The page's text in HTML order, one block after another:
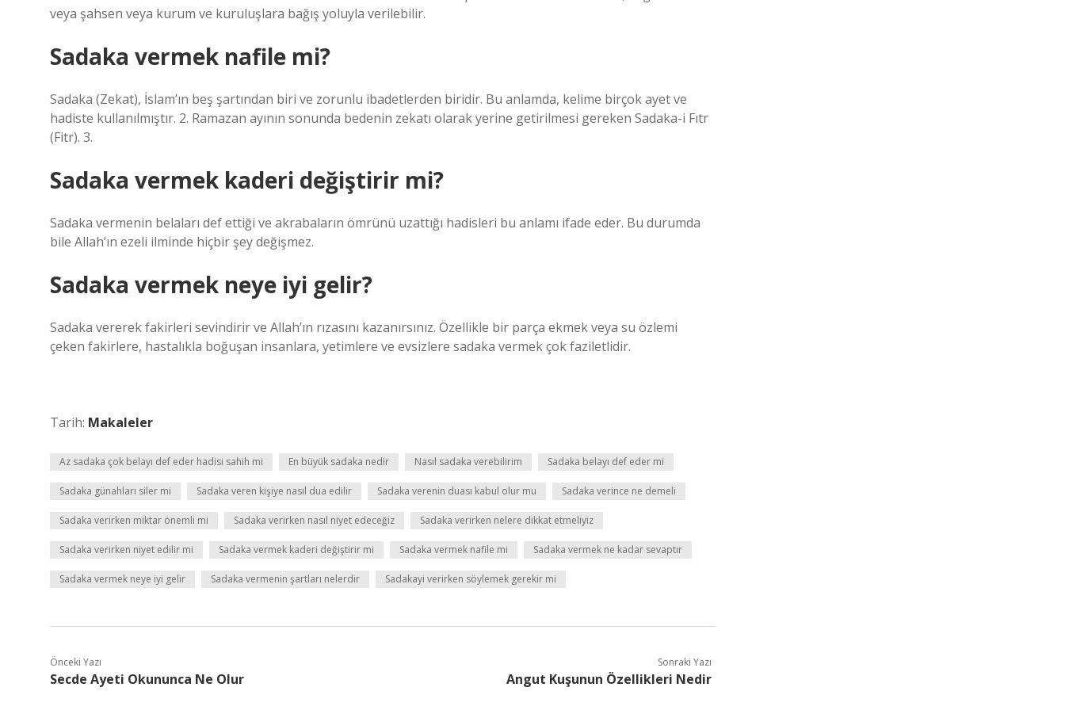
veya şahsen veya kurum ve kuruluşlara bağış yoluyla verilebilir.
Sadaka vermek nafile mi?
Sadaka (Zekat), İslam’ın beş şartından biri ve zorunlu ibadetlerden biridir. Bu anlamda, kelime birçok ayet ve
hadiste kullanılmıştır. 2. Ramazan ayının sonunda bedenin zekatı olarak yerine getirilmesi gereken Sadaka-i Fıtr
(Fitr). 3.
Sadaka vermek kaderi değiştirir mi?
Sadaka vermenin belaları def ettiği ve akrabaların ömrünü uzattığı hadisleri bu anlamı ifade eder. Bu durumda
bile Allah’ın ezeli ilminde hiçbir şey değişmez.
Sadaka vermek neye iyi gelir?
Sadaka vererek fakirleri sevindirir ve Allah’ın rızasını kazanırsınız. Özellikle bir parça ekmek veya su özlemi
çeken fakirlere, hastalıkla boğuşan insanlara, yetimlere ve evsizlere sadaka vermek çok faziletlidir.
Tarih: Makaleler
Az sadaka çok belayı def eder hadisi sahih mi En büyük sadaka nedir Nasıl sadaka verebilirim Sadaka belayı def eder mi
Sadaka günahları siler mi Sadaka veren kişiye nasıl dua edilir Sadaka verenin duası kabul olur mu Sadaka verince ne demeli
Sadaka verirken miktar önemli mi Sadaka verirken nasıl niyet edeceğiz Sadaka verirken nelere dikkat etmeliyiz
Sadaka verirken niyet edilir mi Sadaka vermek kaderi değiştirir mi Sadaka vermek nafile mi Sadaka vermek ne kadar sevaptır
Sadaka vermek neye iyi gelir Sadaka vermenin şartları nelerdir Sadakayi verirken söylemek gerekir mi
Önceki Yazı
Secde Ayeti Okununca Ne Olur
Sonraki Yazı
Angut Kuşunun Özellikleri Nedir